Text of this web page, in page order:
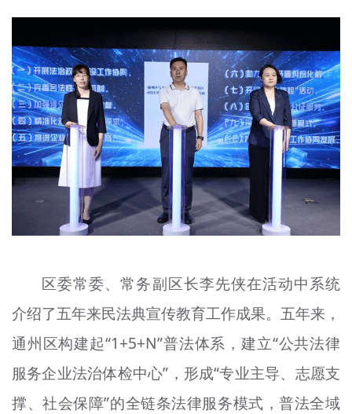
区委常委、常务副区长李先侠在活动中系统
介绍了五年来民法典宣传教育工作成果。五年来，
通州区构建起“1+5+N”普法体系，建立“公共法律
服务企业法治体检中心”，形成“专业主导、志愿支
撑、社会保障”的全链条法律服务模式，普法全域